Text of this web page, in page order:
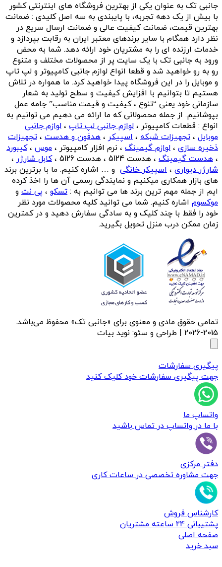
جانبی تک به عنوان یکی از بهترین فروشگاه های اینترنتی کشور
با بیش از یک دهه تجربه، با پایبندی به سه اصل کلیدی : ضمانت
بهترین قیمت، ضمانت کیفیت عالی و ضمانت ارسال سریع در
نظر دارد همگام با سایر برندهای معتبر ایران به رقابت بپردازد و
خدمات ارزنده ای را به مشتریان خود ارائه دهد. شما به محض
ورود به جانبی تک با یک سایت پر از محصولات مختلف و متنوع
رو به رو خواهید شد و قطعا انواع لوازم جانبی کامپیوتر و لپ تاپ
و موبایل را در این فروشگاه پیدا خواهید کرد. ما همواره در تلاش
هستیم تا بتوانیم با افزایش کیفیت و سطح تولید به شعار
سازمانی خود یعنی “تنوع ، کیفیت و قیمت مناسب” جامه عمل
بپوشانیم. از جمله محصولاتی که ما ارائه می دهیم می توانیم به
انواع : قطعات کامپیوتر ، لوازم جانبی لپ تاپ ، لوازم جانبی
موبایل ، تجهیزات شبکه ، اسپیکر ، هدفون و هدست ، تجهیزات
ذخیره سازی ، لوازم گیمینگ ، نرم افزار کامپیوتر ، موس ،کیبورد
، هدست گیمینگ ، هدست 5124 ، هدست 5126 ، کابل شارژر ،
شارژر دیواری ، اسپیکر خانگی و … اشاره کنیم. ما با برترین برند
های بازار همکاری میکنیم و نمایندگی رسمی آن ها را اخذ کرده
ایم از جمله مهم ترین برند ها می توانیم به : تسکو ، پی نت و
موکسوم اشاره کنیم. شما می توانید کلیه محصولات مورد نظر
خود را فقط با چند کلیک و به سادگی سفارش دهید و در کمترین
زمان ممکن درب منزل تحویل بگیرید.
تمامی حقوق مادی و معنوی برای «جانبی تک» محفوظ می‌باشد.
2015-2026 | طراحی و سئو: نوید بیات
پیگیری سفارشات
جهت پیگیری سفارشات خود کلیک کنید
واتساپ ما
با ما در واتساپ در تماس باشید
دفتر مرکزی
جهت مشاوره تخصصی در ساعات کاری
کارشناس فروش
پشتیبانی 24 ساعته مشتریان
صفحه اصلی
سبد خرید